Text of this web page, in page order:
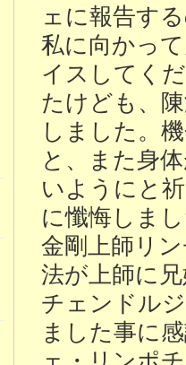
ェに報告す
私に向かっ
イスしてく
たけども、
しました。
と、また身
いようにと
に懺悔しま
金剛上師リ
法が上師に
チェンドル
ました事に